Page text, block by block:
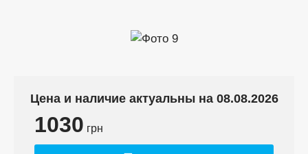
Цена и наличие актуальны на 08.08.2026
1030 грн